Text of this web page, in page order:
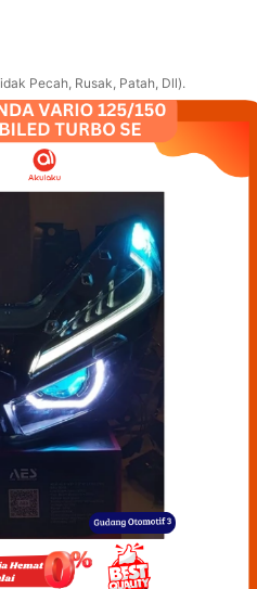
Pecah, Rusak, Patah, Dll).